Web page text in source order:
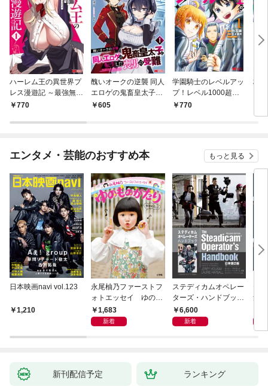
ハーレム王の異世界プ
レス漫遊記 ～最強無双
のおじさんはあらゆる
ミック） 1
770
醜いオークの逆襲 同人
エロゲの鬼畜皇太子に
転生した喪男の受難
605
学園騎士のレベルアッ
プ！レベル1000超え
の転生者、落ちこぼれ
770
村
エンタメ・芸能のおすすめ本 もっと見る
日本映画navi vol.123
1,210
永尾柚乃ファーストフ
ォトエッセイ ゆのも
のがたり
1,683
新着
ステディカムオペレー
ターズ・ハンドブック
日本語版 電子版 第２
版
6,600
新着
集
ウ
【
新刊配信予定 ランキング